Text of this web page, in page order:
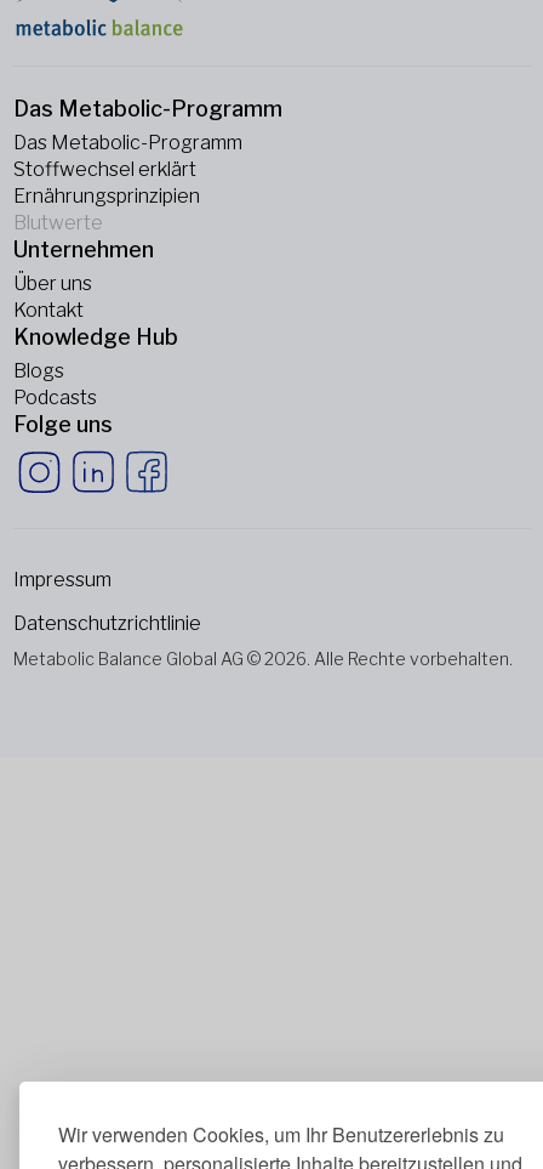
Wir verwenden Cookies, um Ihr Benutzererlebnis zu
Das Metabolic-Programm
Das Metabolic-Programm
Stoffwechsel erklärt
Ernährungsprinzipien
Blutwerte
Unternehmen
Über uns
Kontakt
Knowledge Hub
Blogs
Podcasts
Folge uns
Metabolic Balance Global AG © 2026. Alle Rechte vorbehalten.
Impressum
Datenschutzrichtlinie